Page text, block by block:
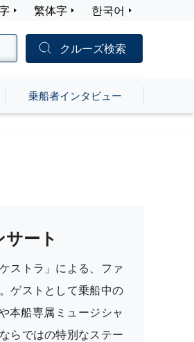
繁体字 한국어
クルーズ検索
乗船者インタビュー
ート
ストラ」による、ファ
ゲストとして乗船中の
本船専属ミュージシャ
らではの特別なステー